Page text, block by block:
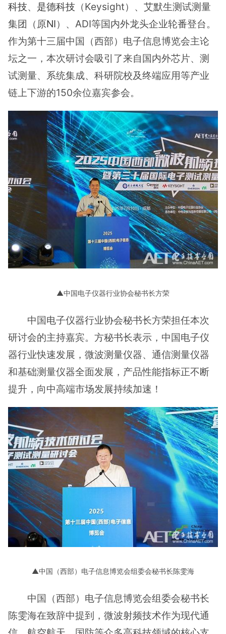
科技、 是德科技 （Keysight）、艾默生测试测量
集团（原NI）、ADI等国内外龙头企业轮番登台。
作为第十三届中国（西部）电子信息博览会主论
坛之一，本次研讨会吸引了来自国内外芯片、测
试测量、系统集成、科研院校及终端应用等产业
链上下游的150余位嘉宾参会。
▲中国电子仪器行业协会秘书长方荣
中国电子仪器行业协会秘书长方荣担任本次
研讨会的主持嘉宾。方秘书长表示，中国电子仪
器行业快速发展，微波测量仪器、通信测量仪器
和基础测量仪器全面发展，产品性能指标正不断
提升，向中高端市场发展持续加速！
▲中国（西部）电子信息博览会组委会秘书长陈雯海
中国（西部）电子信息博览会组委会秘书长
陈雯海在致辞中提到，微波射频技术作为现代通